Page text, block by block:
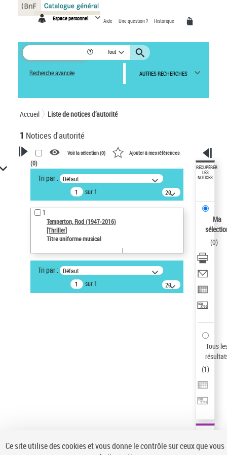
Espace personnel Aide Une question ? Historique
Tout
Recherche avancée AUTRES RECHERCHES
Accueil Liste de notices d’autorité
1 Notices d'autorité
VOTRE RECHERCHE
Recherche avancée dans les
notices d’autorité
Œuvres liées à l'auteur :
Temperton, Rod (1947-2016)
Auteur d’œuvre
Type de notice d'autorité
Titre uniforme musical
Statut de la notice d’autorité
Voir la sélection (0) Ajouter à mes références
(0)
Tri par : Défaut
sur 1
20
résultats/page
1
Temperton, Rod (1947-2016)
[Thriller]
Titre uniforme musical
Tri par : Défaut
sur 1
20
résultats/page
RÉCUPÉRER
LES
NOTICES
Ma
(0)
Tous
(1)
Panneau de gestion des cookies
Ce site utilise des cookies et vous donne le contrôle sur ceux que vous